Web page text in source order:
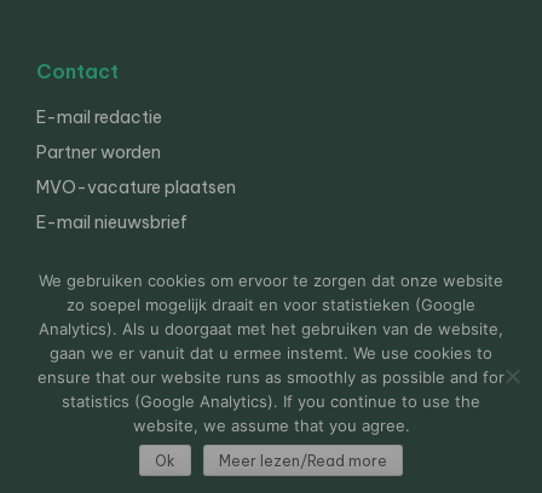
Contact
E-mail redactie
Partner worden
MVO-vacature plaatsen
E-mail nieuwsbrief
© 2000-2026 Van der Molen EIS Colofon
Disclaimer
Privacy
We gebruiken cookies om ervoor te zorgen dat onze website
zo soepel mogelijk draait en voor statistieken (Google
Analytics). Als u doorgaat met het gebruiken van de website,
gaan we er vanuit dat u ermee instemt. We use cookies to
ensure that our website runs as smoothly as possible and for
statistics (Google Analytics). If you continue to use the
website, we assume that you agree.
Ok Meer lezen/Read more